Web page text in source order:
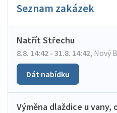
Seznam zakázek
Natřít Střechu
8.8. 14:42 - 31.8. 14:42, Nový
Dát nabídku
Výměna dlaždice u